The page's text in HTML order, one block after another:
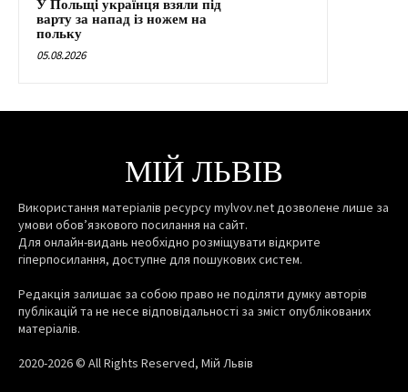
У Польщі українця взяли під
варту за напад із ножем на
польку
05.08.2026
МІЙ ЛЬВІВ
Використання матеріалів ресурсу mylvov.net дозволене лише за
умови обов’язкового посилання на сайт.
Для онлайн-видань необхідно розміщувати відкрите
гіперпосилання, доступне для пошукових систем.
Редакція залишає за собою право не поділяти думку авторів
публікацій та не несе відповідальності за зміст опублікованих
матеріалів.
2020-2026 © All Rights Reserved, Мій Львів